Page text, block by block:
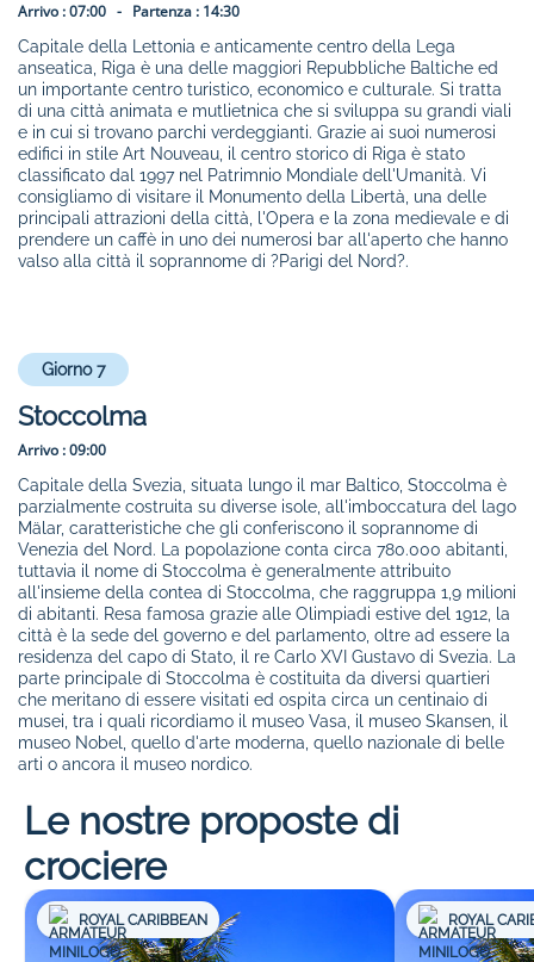
Arrivo :07:00 - Partenza : 14:30
Capitale della Lettonia e anticamente centro della Lega
anseatica, Riga è una delle maggiori Repubbliche Baltiche ed
un importante centro turistico, economico e culturale. Si tratta
di una città animata e mutlietnica che si sviluppa su grandi viali
e in cui si trovano parchi verdeggianti. Grazie ai suoi numerosi
edifici in stile Art Nouveau, il centro storico di Riga è stato
classificato dal 1997 nel Patrimnio Mondiale dell'Umanità. Vi
consigliamo di visitare il Monumento della Libertà, una delle
principali attrazioni della città, l'Opera e la zona medievale e di
prendere un caffè in uno dei numerosi bar all'aperto che hanno
valso alla città il soprannome di ?Parigi del Nord?.
Giorno 7
Stoccolma
Arrivo :09:00
Capitale della Svezia, situata lungo il mar Baltico, Stoccolma è
parzialmente costruita su diverse isole, all'imboccatura del lago
Mälar, caratteristiche che gli conferiscono il soprannome di
Venezia del Nord. La popolazione conta circa 780.000 abitanti,
tuttavia il nome di Stoccolma è generalmente attribuito
all'insieme della contea di Stoccolma, che raggruppa 1,9 milioni
di abitanti. Resa famosa grazie alle Olimpiadi estive del 1912, la
città è la sede del governo e del parlamento, oltre ad essere la
residenza del capo di Stato, il re Carlo XVI Gustavo di Svezia. La
parte principale di Stoccolma è costituita da diversi quartieri
che meritano di essere visitati ed ospita circa un centinaio di
musei, tra i quali ricordiamo il museo Vasa, il museo Skansen, il
museo Nobel, quello d'arte moderna, quello nazionale di belle
arti o ancora il museo nordico.
Le nostre proposte di
crociere
ROYAL CARIBBEAN ROYAL